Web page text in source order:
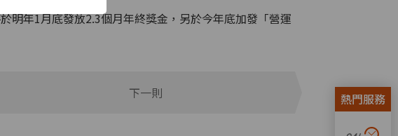
熱門服務
明年1月底發放2.3個月年終獎金，另於今年底加發「營運
下一則